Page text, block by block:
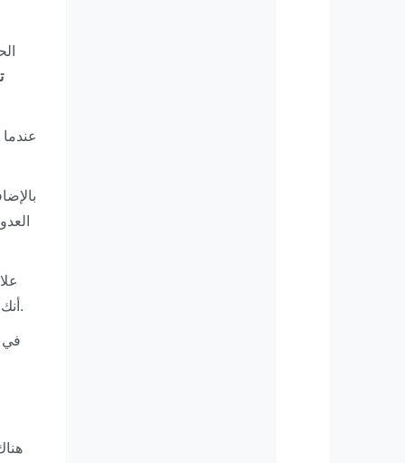
أنك تستطيع أن تسمع وتُتواصل بشكل أكثر فعالية. في الجوهر، من الضروري تبني روتين للعناية بالأذن من أجل الراحة والوظيفة.
في